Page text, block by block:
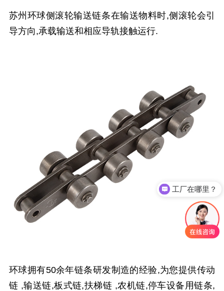
苏州环球侧滚轮输送链条在输送物料时,侧滚轮会引
导方向,承载输送和相应导轨接触运行.
环球拥有50余年链条研发制造的经验,为您提供传动
链 ,输送链,板式链,扶梯链 ,农机链,停车设备用链条,
工厂在哪里？